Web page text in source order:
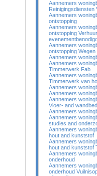
Aannemers
Reinigingsdiensten
Aannemers
ontstopping
Aannemers
ontstopping
Aannemers
ontstopping
Aannemers
Aannemers
Timmerwerk Fab
Aannemers
Timmerwerk van
Aannemers
Aannemers
Aannemers
Vloer- and
Aannemers
Aannemers
studies and
Aannemers
hout and kunststof
Aannemers
hout and kunststof
Aannemers
onderhoud
Aannemers
onderhoud